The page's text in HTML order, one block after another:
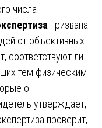
числа
призвана
от объективных
соответствуют ли
тем физическим
он
утверждает,
проверит,